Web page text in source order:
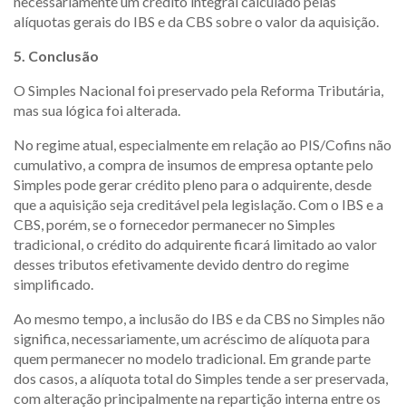
alíquotas gerais do IBS e da CBS sobre o valor da aquisição.
5. Conclusão
O Simples Nacional foi preservado pela Reforma Tributária,
mas sua lógica foi alterada.
No regime atual, especialmente em relação ao PIS/Cofins não
cumulativo, a compra de insumos de empresa optante pelo
Simples pode gerar crédito pleno para o adquirente, desde
que a aquisição seja creditável pela legislação. Com o IBS e a
CBS, porém, se o fornecedor permanecer no Simples
tradicional, o crédito do adquirente ficará limitado ao valor
desses tributos efetivamente devido dentro do regime
simplificado.
Ao mesmo tempo, a inclusão do IBS e da CBS no Simples não
significa, necessariamente, um acréscimo de alíquota para
quem permanecer no modelo tradicional. Em grande parte
dos casos, a alíquota total do Simples tende a ser preservada,
com alteração principalmente na repartição interna entre os